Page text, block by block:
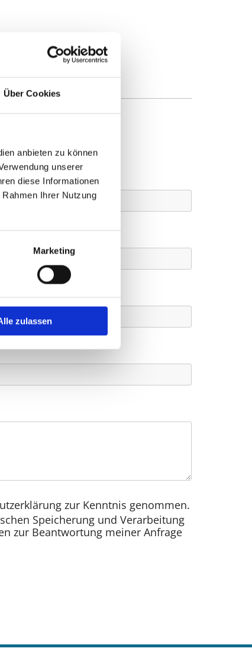
Über Cookies
anbieten zu können
unserer
diese Informationen
Ihrer Nutzung
Marketing
zulassen
zur Kenntnis genommen.
Speicherung und Verarbeitung
zur Beantwortung meiner Anfrage